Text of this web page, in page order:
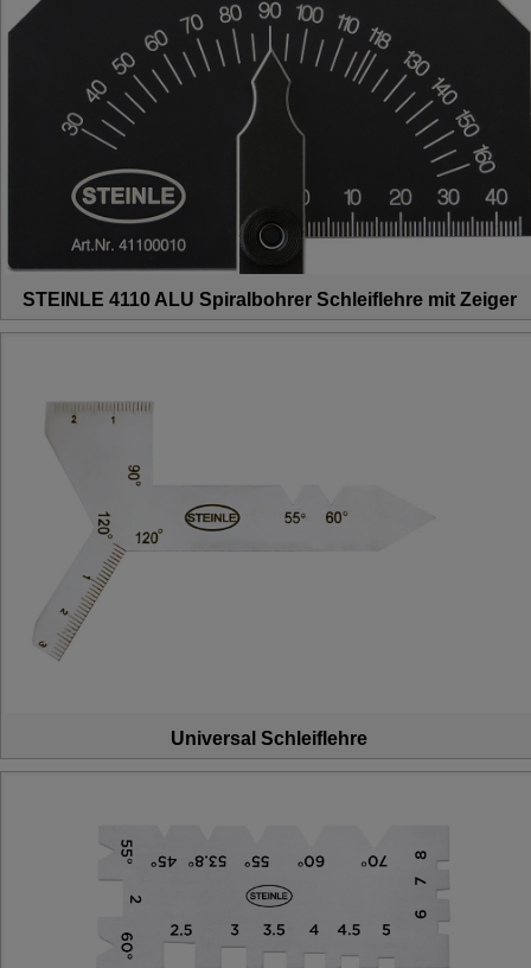
STEINLE 4110 ALU Spiralbohrer Schleiflehre mit Zeiger
Universal Schleiflehre